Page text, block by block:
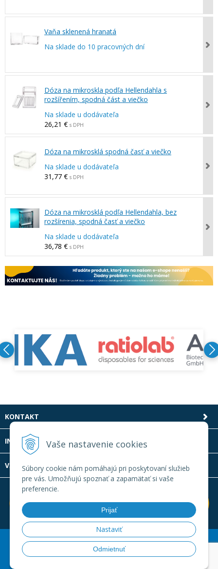
Vaše nastavenie cookies
Súbory cookie nám pomáhajú pri poskytovaní služieb
pre vás. Umožňujú spoznať a zapamätať si vaše
preferencie.
Prijať
Nastaviť
Odmietnuť
Vaňa sklenená hranatá
Na sklade do 10 pracovných dní
Dóza na mikroskla podľa Hellendahla s
rozšířením, spodná část a viečko
Na sklade u dodávateľa
26,21 € s DPH
Dóza na mikrosklá spodná časť a viečko
Na sklade u dodávateľa
31,77 € s DPH
Dóza na mikrosklá podľa Hellendahla, bez
rozšírenia, spodná časť a viečko
Na sklade u dodávateľa
36,78 € s DPH
KONTAKT
INFOLINKA
VŠETKO O NÁKUPE
© 2026 Laboratornatechnika.sk •Created
e-shop Pohoda
connectorbyNextCom s.r.o.